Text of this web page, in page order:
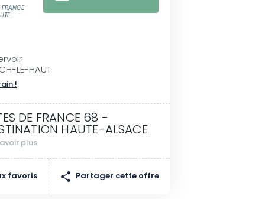
LE-HAUT
!
DE FRANCE 68 -
HAUTE-ALSACE
plus
favoris Partager cette offre